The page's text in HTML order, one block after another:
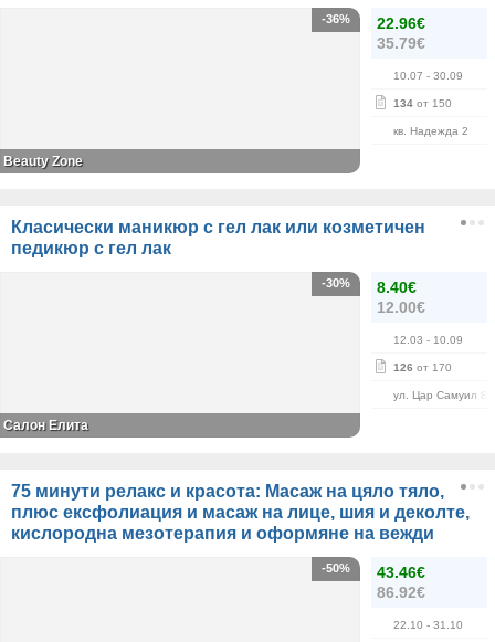
22.96€
35.79€
10.07 - 30.09
134 от 150
кв. Надежда 2
-36%
Beauty Zone
Класически маникюр с гел лак или козметичен
педикюр с гел лак
8.40€
12.00€
12.03 - 10.09
126 от 170
ул. Цар Самуил 84
-30%
Салон Елита
75 минути релакс и красота: Масаж на цяло тяло,
плюс ексфолиация и масаж на лице, шия и деколте,
кислородна мезотерапия и оформяне на вежди
43.46€
86.92€
22.10 - 31.10
-50%